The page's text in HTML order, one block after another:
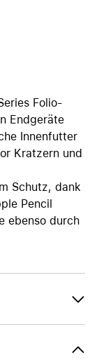
Folio-
Endgeräte
Innenfutter
Kratzern und
Schutz, dank
Pencil
ebenso durch